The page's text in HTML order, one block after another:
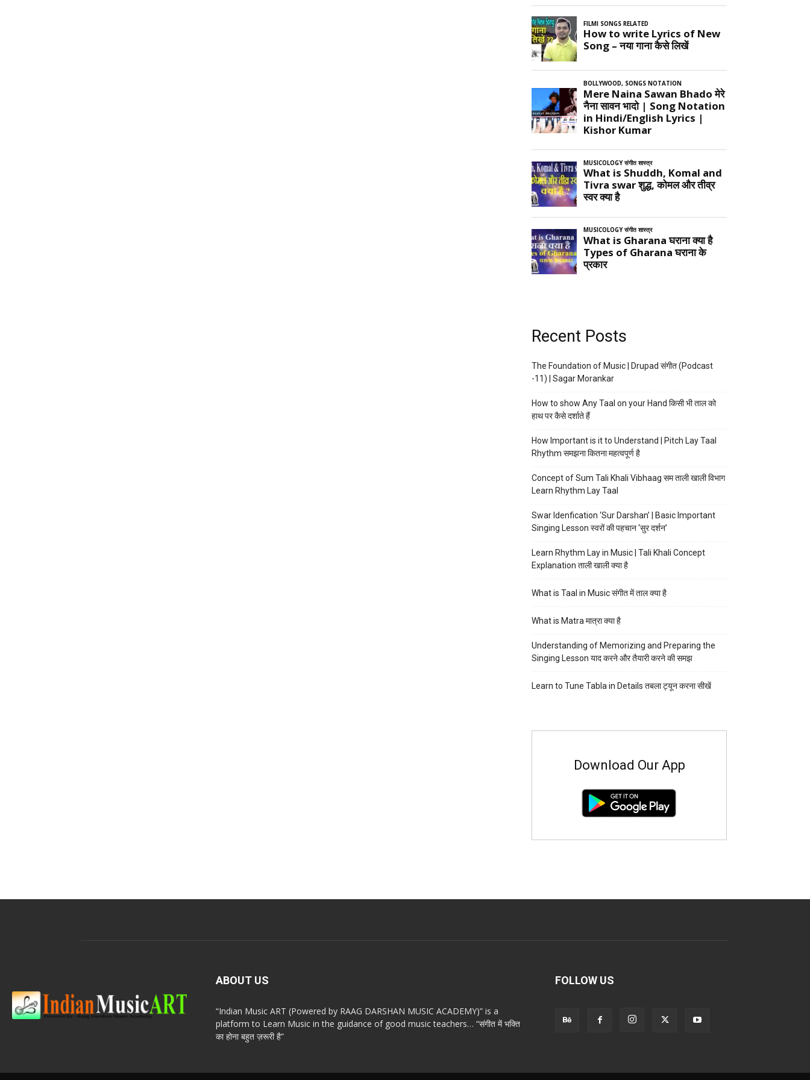
Recent Posts
The Foundation of Music | Drupad संगीत (Podcast
-11) | Sagar Morankar
How to show Any Taal on your Hand किसी भी ताल को
हाथ पर कैसे दर्शाते हैं
How Important is it to Understand | Pitch Lay Taal
Rhythm समझना कितना महत्वपूर्ण है
Concept of Sum Tali Khali Vibhaag सम ताली खाली विभाग
Learn Rhythm Lay Taal
Swar Idenfication ‘Sur Darshan’ | Basic Important
Singing Lesson स्वरों की पहचान ‘सुर दर्शन’
Learn Rhythm Lay in Music | Tali Khali Concept
Explanation ताली खाली क्या है
What is Taal in Music संगीत में ताल क्या है
What is Matra मात्रा क्या है
Understanding of Memorizing and Preparing the
Singing Lesson याद करने और तैयारी करने की समझ
Learn to Tune Tabla in Details तबला ट्यून करना सीखें
Download Our App
ABOUT US
“Indian Music ART (Powered by RAAG DARSHAN MUSIC ACADEMY)” is a
platform to Learn Music in the guidance of good music teachers… “संगीत में भक्ति
का होना बहुत ज़रूरी है”
FOLLOW US